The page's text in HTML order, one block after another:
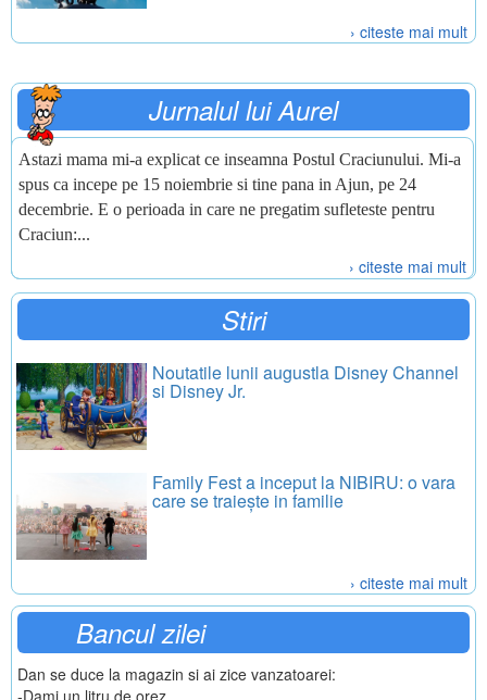
› citeste mai mult
Jurnalul lui Aurel
Astazi mama mi-a explicat ce inseamna Postul Craciunului. Mi-a
spus ca incepe pe 15 noiembrie si tine pana in Ajun, pe 24
decembrie. E o perioada in care ne pregatim sufleteste pentru
Craciun:...
› citeste mai mult
Stiri
Noutatile lunii augustla Disney Channel
si Disney Jr.
Family Fest a inceput la NIBIRU: o vara
care se traiește in familie
› citeste mai mult
Bancul zilei
Dan se duce la magazin si ai zice vanzatoarei:
-Dami un litru de orez.